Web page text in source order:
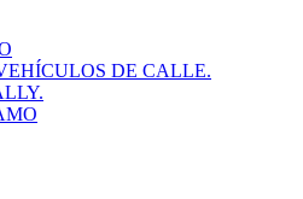
DE CALLE.